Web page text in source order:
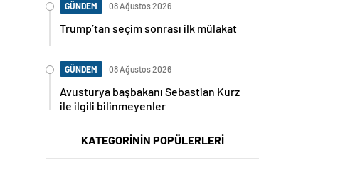
GÜNDEM 08 Ağustos 2026
Trump’tan seçim sonrası ilk mülakat
GÜNDEM 08 Ağustos 2026
Avusturya başbakanı Sebastian Kurz
ile ilgili bilinmeyenler
KATEGORİNİN POPÜLERLERİ